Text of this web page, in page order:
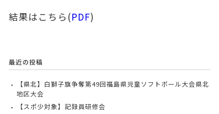
結果はこちら(PDF)
最近の投稿
【県北】白獅子旗争奪第49回福島県児童ソフトボール大会県北
地区大会
【スポ少対象】記録員研修会